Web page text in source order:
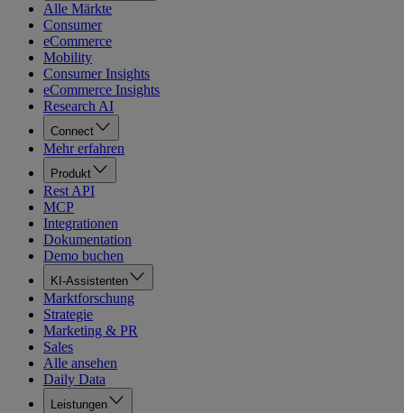
Alle Märkte
Consumer
eCommerce
Mobility
Consumer Insights
eCommerce Insights
Research AI
Connect
Mehr erfahren
Produkt
Rest API
MCP
Integrationen
Dokumentation
Demo buchen
KI-Assistenten
Marktforschung
Strategie
Marketing & PR
Sales
Alle ansehen
Daily Data
Leistungen